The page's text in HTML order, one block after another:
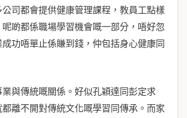
司都會提供健康管理課程，教員工點樣
啲都係職場學習機會嘅一部分，唔好忽
功唔單止係賺到錢，仲包括身心健康同
與傳統嘅關係。好似孔穎達同彭定求
離不開對傳統文化嘅學習同傳承。而家